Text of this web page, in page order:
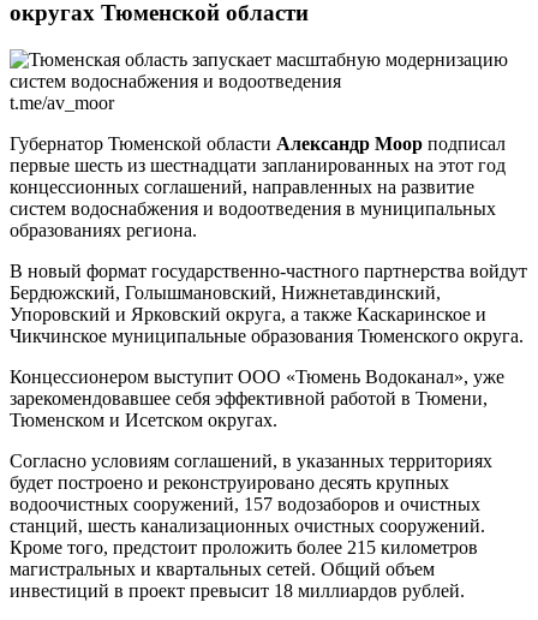
округах Тюменской области
t.me/av_moor
Губернатор Тюменской области Александр Моор подписал
первые шесть из шестнадцати запланированных на этот год
концессионных соглашений, направленных на развитие
систем водоснабжения и водоотведения в муниципальных
образованиях региона.
В новый формат государственно-частного партнерства войдут
Бердюжский, Голышмановский, Нижнетавдинский,
Упоровский и Ярковский округа, а также Каскаринское и
Чикчинское муниципальные образования Тюменского округа.
Концессионером выступит ООО «Тюмень Водоканал», уже
зарекомендовавшее себя эффективной работой в Тюмени,
Тюменском и Исетском округах.
Согласно условиям соглашений, в указанных территориях
будет построено и реконструировано десять крупных
водоочистных сооружений, 157 водозаборов и очистных
станций, шесть канализационных очистных сооружений.
Кроме того, предстоит проложить более 215 километров
магистральных и квартальных сетей. Общий объем
инвестиций в проект превысит 18 миллиардов рублей.